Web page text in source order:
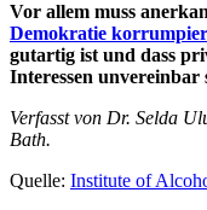
Vor allem muss
Demokratie
gutartig ist und dass
Interessen unvereinbar
Verfasst von Dr. Selda
Bath.
Quelle: Institute of